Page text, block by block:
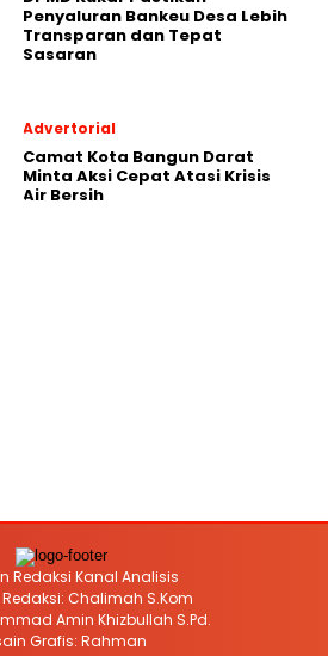
Penyaluran Bankeu Desa Lebih
Transparan dan Tepat
Sasaran
Advertorial
Camat Kota Bangun Darat
Minta Aksi Cepat Atasi Krisis
Air Bersih
Redaksi Kanal Analisis
Chalimah S.Kom
Amin Khizbullah S.Pd.
Grafis: Rahman